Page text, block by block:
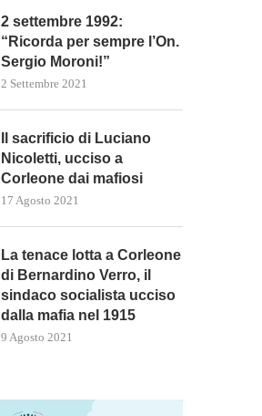
2 settembre 1992:
“Ricorda per sempre l’On.
Sergio Moroni!”
2 Settembre 2021
Il sacrificio di Luciano
Nicoletti, ucciso a
Corleone dai mafiosi
17 Agosto 2021
La tenace lotta a Corleone
di Bernardino Verro, il
sindaco socialista ucciso
dalla mafia nel 1915
9 Agosto 2021